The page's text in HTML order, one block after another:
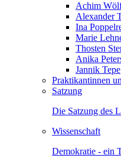
Achim
Alexander
Ina
Marie
Thosten
Anika
Jannik Tepe
Praktikantinnen
Satzung
Die Satzung des
Wissenschaft
Demokratie - ein